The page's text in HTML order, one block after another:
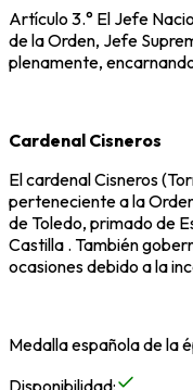
Artículo 3.° El Jefe
de la Orden, Jefe
plenamente,
Cardenal Cisneros
El cardenal Cisneros
perteneciente a la
de Toledo, primado de
Castilla . También
ocasiones debido a la
Medalla española de la